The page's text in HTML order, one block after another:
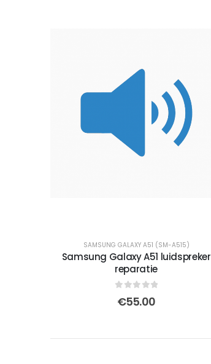
SAMSUNG GALAXY A51 (SM-A515)
Samsung Galaxy A51 luidspreker
reparatie
out of 5
€55.00